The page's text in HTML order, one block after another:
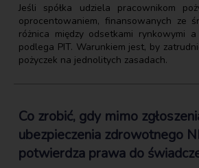
Jeśli spółka udziela pracownikom
oprocentowaniem, finansowanych ze
różnica między odsetkami rynkowymi
podlega PIT. Warunkiem jest, by
pożyczek na jednolitych zasadach.
Co zrobić, gdy mimo
ubezpieczenia zdrowotnego
potwierdza prawa do